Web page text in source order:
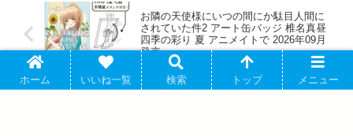
お隣の天使様にいつの間にか駄目人間に
されていた件2 アート缶バッジ 椎名真昼
四季の彩り 夏 アニメイトで 2026年09月
発売
ホーム いいね一覧 検索 トップ メニュー